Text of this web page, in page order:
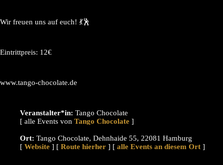
Wir freuen uns auf euch! 💃🕺
Eintrittpreis: 12€
www.tango-chocolate.de
Veranstalter*in: Tango Chocolate
[ alle Events von
]
Ort: Tango Chocolate, Dehnhaide 55, 22081 Hamburg
[ Website ] [ Route hierher ] [ alle Events an diesem Ort ]